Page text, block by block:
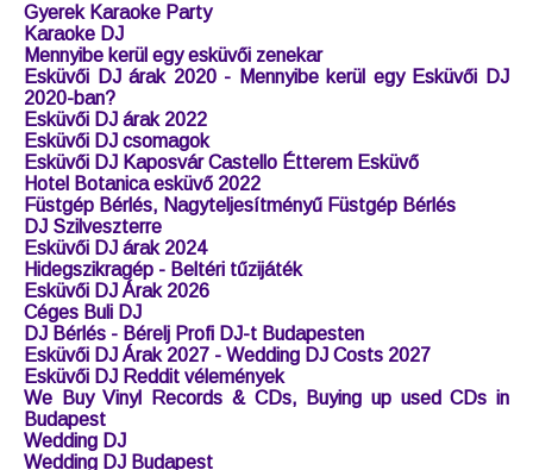
Gyerek Karaoke Party
Karaoke DJ
Mennyibe kerül egy esküvői zenekar
Esküvői DJ árak 2020 - Mennyibe kerül egy Esküvői DJ
2020-ban?
Esküvői DJ árak 2022
Esküvői DJ csomagok
Esküvői DJ Kaposvár Castello Étterem Esküvő
Hotel Botanica esküvő 2022
Füstgép Bérlés, Nagyteljesítményű Füstgép Bérlés
DJ Szilveszterre
Esküvői DJ árak 2024
Hidegszikragép - Beltéri tűzijáték
Esküvői DJ Árak 2026
Céges Buli DJ
DJ Bérlés - Bérelj Profi DJ-t Budapesten
Esküvői DJ Árak 2027 - Wedding DJ Costs 2027
Esküvői DJ Reddit vélemények
We Buy Vinyl Records & CDs, Buying up used CDs in
Budapest
Wedding DJ
Wedding DJ Budapest